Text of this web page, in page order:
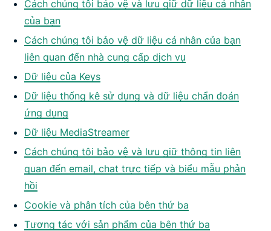
Cách chúng tôi bảo vệ và lưu giữ dữ liệu cá nhân
của bạn
Cách chúng tôi bảo vệ dữ liệu cá nhân của bạn
liên quan đến nhà cung cấp dịch vụ
Dữ liệu của Keys
Dữ liệu thống kê sử dụng và dữ liệu chẩn đoán
ứng dụng
Dữ liệu MediaStreamer
Cách chúng tôi bảo vệ và lưu giữ thông tin liên
quan đến email, chat trực tiếp và biểu mẫu phản
hồi
Cookie và phân tích của bên thứ ba
Tương tác với sản phẩm của bên thứ ba